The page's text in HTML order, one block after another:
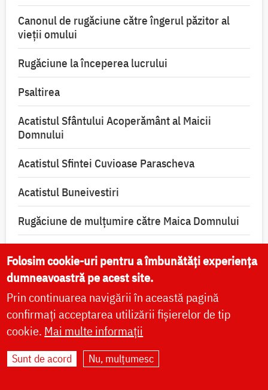
Canonul de rugăciune către îngerul păzitor al
vieții omului
Rugăciune la începerea lucrului
Psaltirea
Acatistul Sfântului Acoperământ al Maicii
Domnului
Acatistul Sfintei Cuvioase Parascheva
Acatistul Buneivestiri
Rugăciune de mulţumire către Maica Domnului
primite de la Dumnezeu
Rugăciuni către sfinții zilei
Troparul Sfântului Ierarh Miron, Episcopul Cretei
Folosim cookie-uri pentru a îmbunătăți experiența
dumneavoastră pe acest site.
Prin continuarea navigării în această pagină
confirmați acceptarea utilizării fișierelor de tip
cookie. Mai multe informații
Sunt de acord Nu, mulțumesc